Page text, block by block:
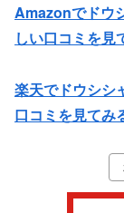
Amazonでドウ
しい口コミを見
楽天でドウシシ
口コミを見てみ